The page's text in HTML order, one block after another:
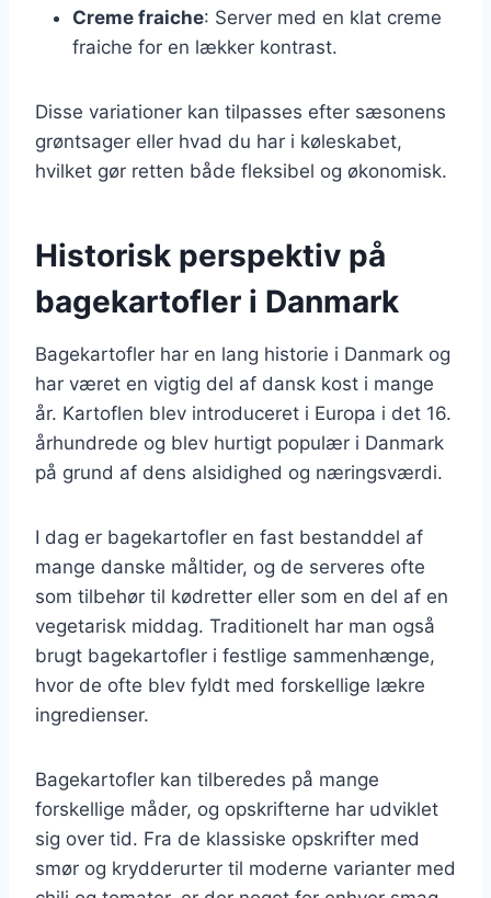
Creme fraiche: Server med en klat creme
fraiche for en lækker kontrast.
Disse variationer kan tilpasses efter sæsonens
grøntsager eller hvad du har i køleskabet,
hvilket gør retten både fleksibel og økonomisk.
Historisk perspektiv på
bagekartofler i Danmark
Bagekartofler har en lang historie i Danmark og
har været en vigtig del af dansk kost i mange
år. Kartoflen blev introduceret i Europa i det 16.
århundrede og blev hurtigt populær i Danmark
på grund af dens alsidighed og næringsværdi.
I dag er bagekartofler en fast bestanddel af
mange danske måltider, og de serveres ofte
som tilbehør til kødretter eller som en del af en
vegetarisk middag. Traditionelt har man også
brugt bagekartofler i festlige sammenhænge,
hvor de ofte blev fyldt med forskellige lækre
ingredienser.
Bagekartofler kan tilberedes på mange
forskellige måder, og opskrifterne har udviklet
sig over tid. Fra de klassiske opskrifter med
smør og krydderurter til moderne varianter med